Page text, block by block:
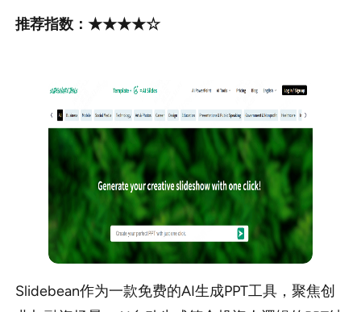
推荐指数：★★★★☆
Slidebean作为一款免费的AI生成PPT工具，聚焦创